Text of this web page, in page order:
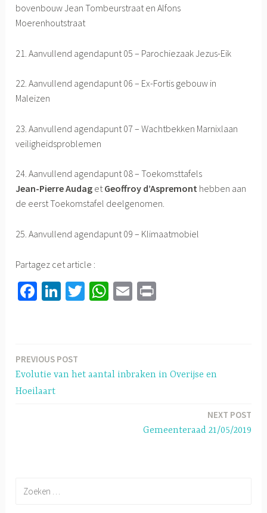
bovenbouw Jean Tombeurstraat en Alfons
Moerenhoutstraat
21. Aanvullend agendapunt 05 – Parochiezaak Jezus-Eik
22. Aanvullend agendapunt 06 – Ex-Fortis gebouw in
Maleizen
23. Aanvullend agendapunt 07 – Wachtbekken Marnixlaan
veiligheidsproblemen
24. Aanvullend agendapunt 08 – Toekomsttafels
Jean-Pierre Audag etGeoffroy d’Aspremont hebben aan
de eerst Toekomstafel deelgenomen.
25. Aanvullend agendapunt 09 – Klimaatmobiel
Partagez cet article :
Fa
ok
Li
T
W
p
E
Berichtnavigatie
PREVIOUS POST
Evolutie van het aantal inbraken in Overijse en
Hoeilaart
NEXT POST
Gemeenteraad 21/05/2019